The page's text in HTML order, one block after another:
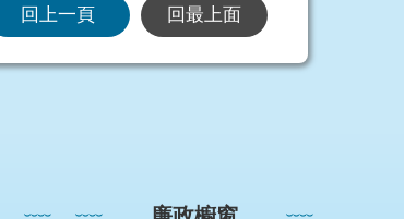
回上一頁 回最上面